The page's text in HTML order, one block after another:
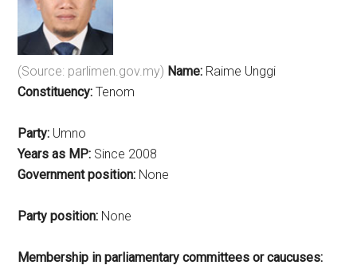
(Source: parlimen.gov.my) Name: Raime Unggi
Constituency: Tenom
Party: Umno
Years as MP: Since 2008
Government position: None
Party position: None
Membership in parliamentary committees or caucuses: